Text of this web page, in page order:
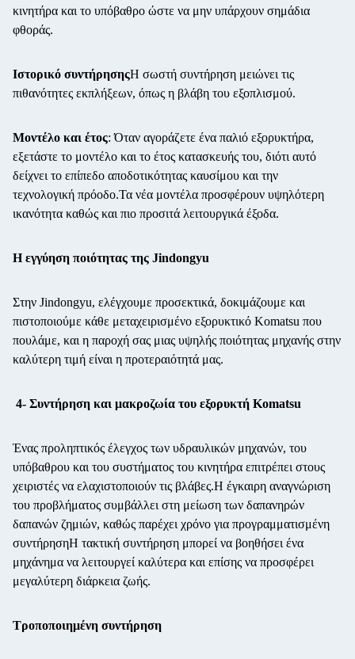
κινητήρα και το υπόβαθρο ώστε να μην υπάρχουν σημάδια
φθοράς.
Ιστορικό συντήρησηςΗ σωστή συντήρηση μειώνει τις
πιθανότητες εκπλήξεων, όπως η βλάβη του εξοπλισμού.
Μοντέλο και έτος: Όταν αγοράζετε ένα παλιό εξορυκτήρα,
εξετάστε το μοντέλο και το έτος κατασκευής του, διότι αυτό
δείχνει το επίπεδο αποδοτικότητας καυσίμου και την
τεχνολογική πρόοδο.Τα νέα μοντέλα προσφέρουν υψηλότερη
ικανότητα καθώς και πιο προσιτά λειτουργικά έξοδα.
Η εγγύηση ποιότητας της Jindongyu
Στην Jindongyu, ελέγχουμε προσεκτικά, δοκιμάζουμε και
πιστοποιούμε κάθε μεταχειρισμένο εξορυκτικό Komatsu που
πουλάμε, και η παροχή σας μιας υψηλής ποιότητας μηχανής στην
καλύτερη τιμή είναι η προτεραιότητά μας.
4- Συντήρηση και μακροζωία του εξορυκτή Komatsu
Ένας προληπτικός έλεγχος των υδραυλικών μηχανών, του
υπόβαθρου και του συστήματος του κινητήρα επιτρέπει στους
χειριστές να ελαχιστοποιούν τις βλάβες.Η έγκαιρη αναγνώριση
του προβλήματος συμβάλλει στη μείωση των δαπανηρών
δαπανών ζημιών, καθώς παρέχει χρόνο για προγραμματισμένη
συντήρησηΗ τακτική συντήρηση μπορεί να βοηθήσει ένα
μηχάνημα να λειτουργεί καλύτερα και επίσης να προσφέρει
μεγαλύτερη διάρκεια ζωής.
Τροποποιημένη συντήρηση